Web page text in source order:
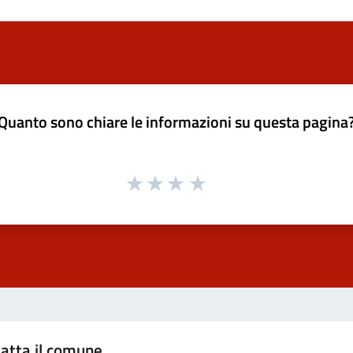
sono chiare le informazioni su questa